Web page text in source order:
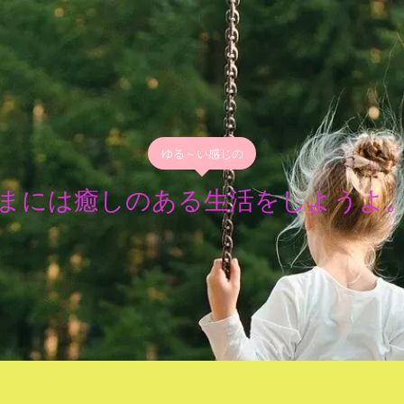
ゆる～い感じの
には癒しのある生活をしようよ